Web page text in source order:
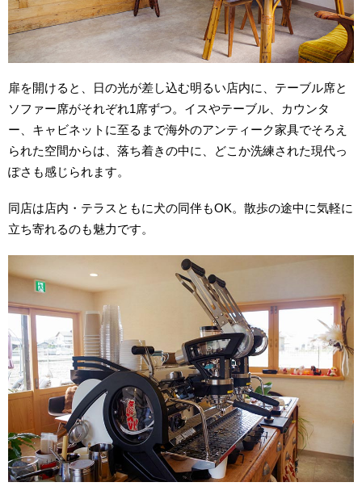
扉を開けると、 日の光が差し込む明るい店内に、テーブル席と
ソファー席がそれぞれ1席ずつ。 イスやテーブル、カウンタ
ー、キャビネットに至るまで海外のアンティーク家具でそろえ
られた空間からは、落ち着きの中に、どこか洗練された現代っ
ぽさも感じられます。
同店は店内・テラスともに犬の同伴もOK。散歩の途中に気軽に
立ち寄れるのも魅力です。